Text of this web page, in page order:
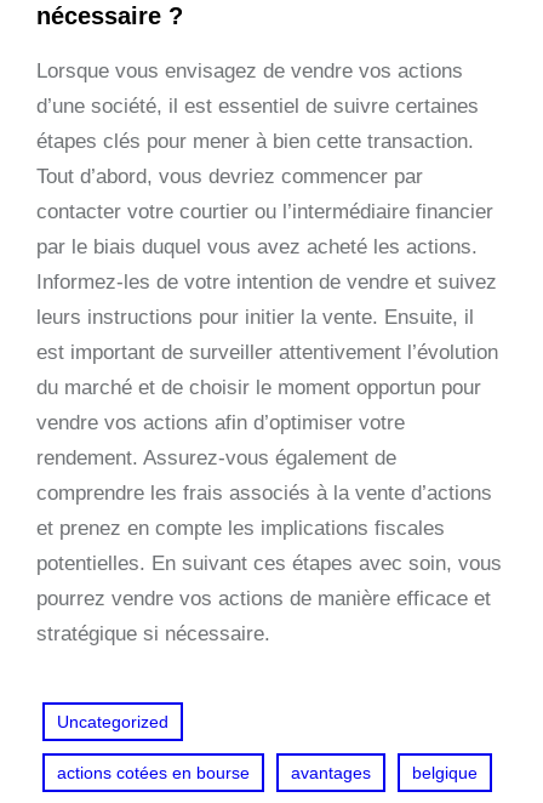
nécessaire ?
Lorsque vous envisagez de vendre vos actions
d’une société, il est essentiel de suivre certaines
étapes clés pour mener à bien cette transaction.
Tout d’abord, vous devriez commencer par
contacter votre courtier ou l’intermédiaire financier
par le biais duquel vous avez acheté les actions.
Informez-les de votre intention de vendre et suivez
leurs instructions pour initier la vente. Ensuite, il
est important de surveiller attentivement l’évolution
du marché et de choisir le moment opportun pour
vendre vos actions afin d’optimiser votre
rendement. Assurez-vous également de
comprendre les frais associés à la vente d’actions
et prenez en compte les implications fiscales
potentielles. En suivant ces étapes avec soin, vous
pourrez vendre vos actions de manière efficace et
stratégique si nécessaire.
Uncategorized
actions cotées en bourse avantages belgique